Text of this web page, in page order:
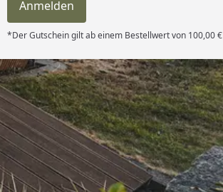
Anmelden
*Der Gutschein gilt ab einem Bestellwert von 100,00 €
Versand